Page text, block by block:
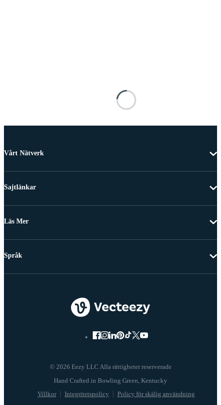
Vårt Nätverk
Sajtlänkar
Läs Mer
© 2026 Eezy LLC Alla rättigheter reserverade
Villkor Integritetspolicy Policy för skälig användning
Språk